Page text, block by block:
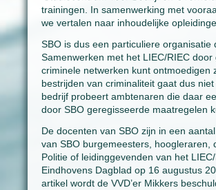
trainingen. In samenwerking met
we vertalen naar inhoudelijke
SBO is dus een particuliere
Samenwerken met het LIEC/RIEC
criminele netwerken kunt ontmoedigen
bestrijden van criminaliteit gaat dus
bedrijf probeert ambtenaren die daar
door SBO geregisseerde maatregelen
De docenten van SBO zijn in een
van SBO burgemeesters,
Politie of leidinggevenden van het
Eindhovens Dagblad op 16 augustus
artikel wordt de VVD’er Mikkers